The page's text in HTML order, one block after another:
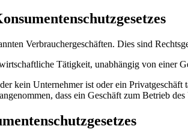
Verbrauchergeschäften. Dies sind
Tätigkeit, unabhängig von einer
kein Unternehmer ist oder ein
dass ein Geschäft zum Betrieb